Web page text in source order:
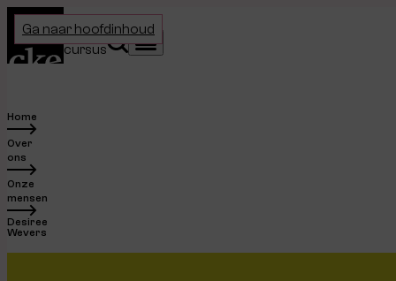
Ga naar hoofdinhoud
Home
Kies je
cursusZoeken
Menu
Home
Over
ons
Onze
mensen
Desiree
Wevers